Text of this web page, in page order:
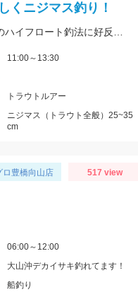
くニジマス釣り！
11:00～13:30
トラウトルアー
ニジマス（トラウト全般）25~35
cm
ロ豊橋向山店 517 view
06:00～12:00
大山沖デカイサキ釣れてます！
船釣り